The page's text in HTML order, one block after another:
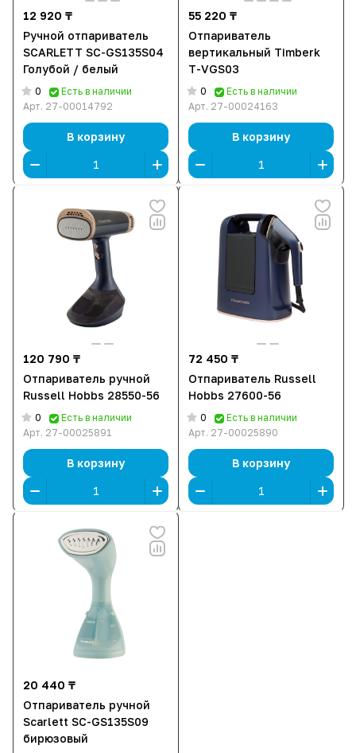
12 920 ₸
Ручной отпариватель
SCARLETT SC-GS135S04
Голубой / белый
0
Есть в наличии
Арт. 27-00014792
В корзину
55 220 ₸
Отпариватель
вертикальный Timberk
T-VGS03
0
Есть в наличии
Арт. 27-00024163
В корзину
120 790 ₸
Отпариватель ручной
Russell Hobbs 28550-56
0
Есть в наличии
Арт. 27-00025891
В корзину
72 450 ₸
Отпариватель Russell
Hobbs 27600-56
0
Есть в наличии
Арт. 27-00025890
В корзину
20 440 ₸
Отпариватель ручной
Scarlett SC-GS135S09
бирюзовый